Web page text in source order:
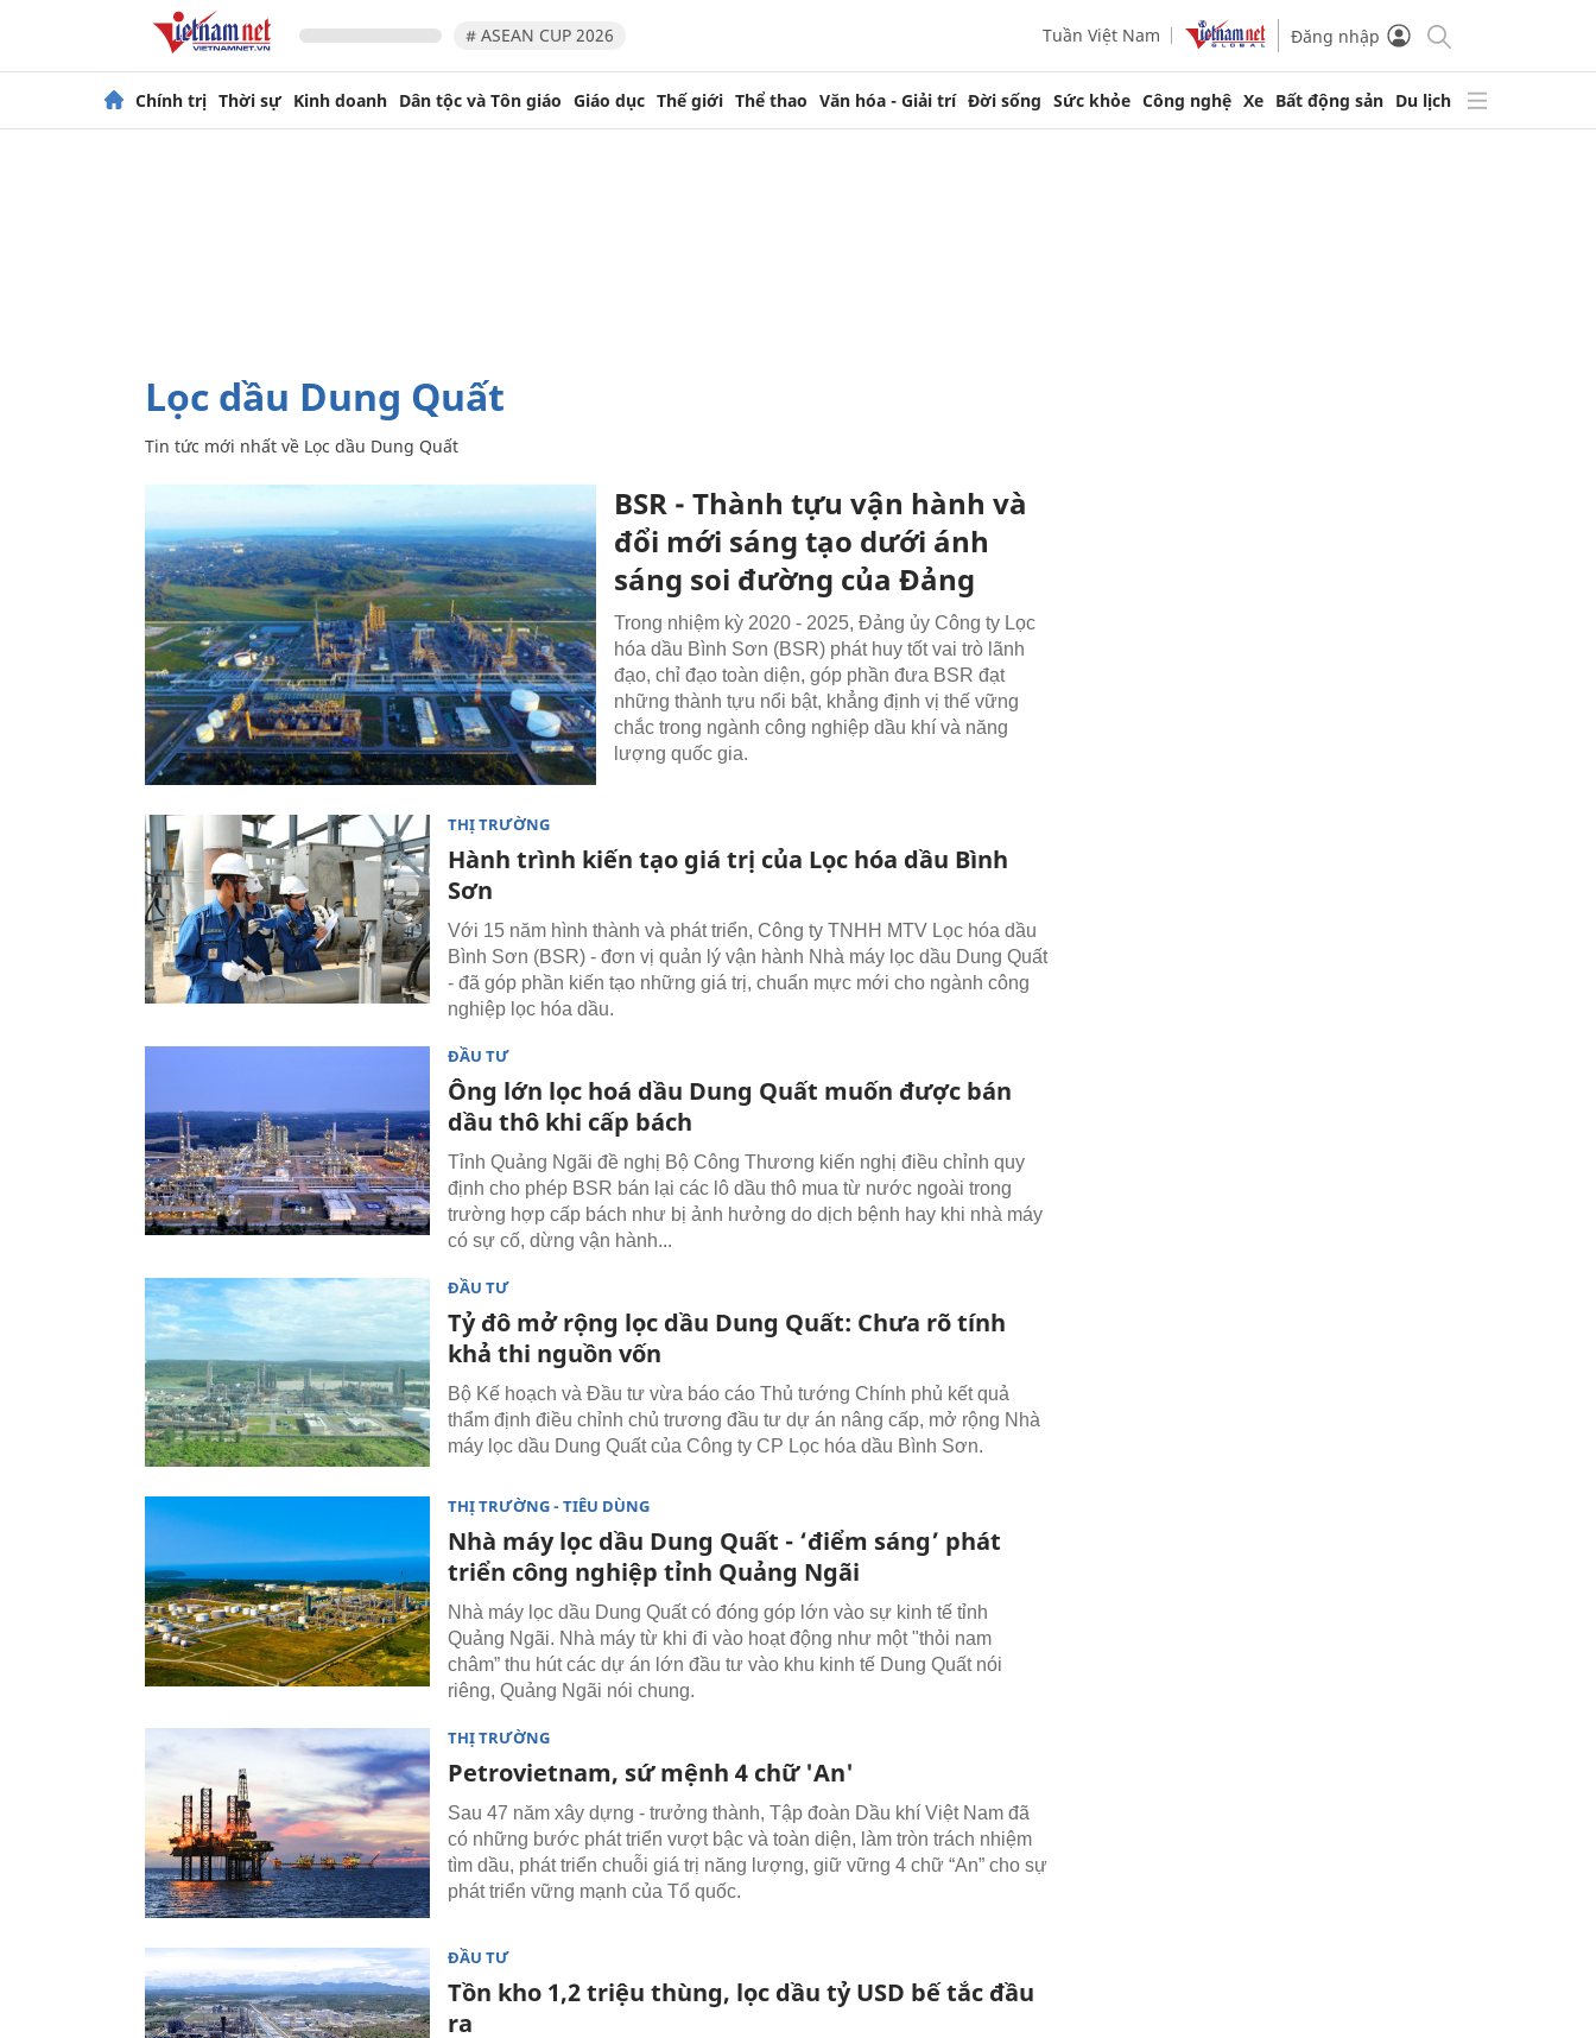
# ASEAN CUP 2026 Tuần Việt Nam Đăng nhập
Chính trị Thời sự Kinh doanh Dân tộc và Tôn giáo Giáo dục Thế giới Thể thao Văn hóa - Giải trí Đời sống Sức khỏe Công nghệ Xe Bất động sản Du lịch
Lọc dầu Dung Quất
Tin tức mới nhất về Lọc dầu Dung Quất
BSR - Thành tựu vận hành và
đổi mới sáng tạo dưới ánh
sáng soi đường của Đảng
Trong nhiệm kỳ 2020 - 2025, Đảng ủy Công ty Lọc
hóa dầu Bình Sơn (BSR) phát huy tốt vai trò lãnh
đạo, chỉ đạo toàn diện, góp phần đưa BSR đạt
những thành tựu nổi bật, khẳng định vị thế vững
chắc trong ngành công nghiệp dầu khí và năng
lượng quốc gia.
THỊ TRƯỜNG
Hành trình kiến tạo giá trị của Lọc hóa dầu Bình
Sơn
Với 15 năm hình thành và phát triển, Công ty TNHH MTV Lọc hóa dầu
Bình Sơn (BSR) - đơn vị quản lý vận hành Nhà máy lọc dầu Dung Quất
- đã góp phần kiến tạo những giá trị, chuẩn mực mới cho ngành công
nghiệp lọc hóa dầu.
ĐẦU TƯ
Ông lớn lọc hoá dầu Dung Quất muốn được bán
dầu thô khi cấp bách
Tỉnh Quảng Ngãi đề nghị Bộ Công Thương kiến nghị điều chỉnh quy
định cho phép BSR bán lại các lô dầu thô mua từ nước ngoài trong
trường hợp cấp bách như bị ảnh hưởng do dịch bệnh hay khi nhà máy
có sự cố, dừng vận hành...
ĐẦU TƯ
Tỷ đô mở rộng lọc dầu Dung Quất: Chưa rõ tính
khả thi nguồn vốn
Bộ Kế hoạch và Đầu tư vừa báo cáo Thủ tướng Chính phủ kết quả
thẩm định điều chỉnh chủ trương đầu tư dự án nâng cấp, mở rộng Nhà
máy lọc dầu Dung Quất của Công ty CP Lọc hóa dầu Bình Sơn.
THỊ TRƯỜNG - TIÊU DÙNG
Nhà máy lọc dầu Dung Quất - ‘điểm sáng’ phát
triển công nghiệp tỉnh Quảng Ngãi
Nhà máy lọc dầu Dung Quất có đóng góp lớn vào sự kinh tế tỉnh
Quảng Ngãi. Nhà máy từ khi đi vào hoạt động như một "thỏi nam
châm” thu hút các dự án lớn đầu tư vào khu kinh tế Dung Quất nói
riêng, Quảng Ngãi nói chung.
THỊ TRƯỜNG
Petrovietnam, sứ mệnh 4 chữ 'An'
Sau 47 năm xây dựng - trưởng thành, Tập đoàn Dầu khí Việt Nam đã
có những bước phát triển vượt bậc và toàn diện, làm tròn trách nhiệm
tìm dầu, phát triển chuỗi giá trị năng lượng, giữ vững 4 chữ “An” cho sự
phát triển vững mạnh của Tổ quốc.
ĐẦU TƯ
Tồn kho 1,2 triệu thùng, lọc dầu tỷ USD bế tắc đầu
ra